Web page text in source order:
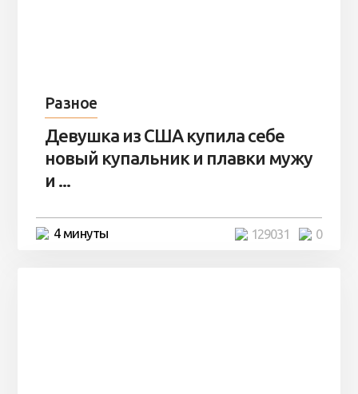
Разное
Девушка из США купила себе
новый купальник и плавки мужу
и ...
4 минуты 0
129031